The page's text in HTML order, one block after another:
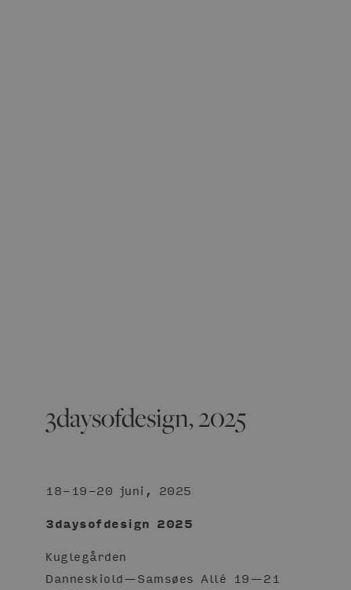
3daysofdesign, 2025
18-19-20 juni, 2025
3daysofdesign 2025
Kuglegården
Danneskiold—Samsøes Allé 19—21